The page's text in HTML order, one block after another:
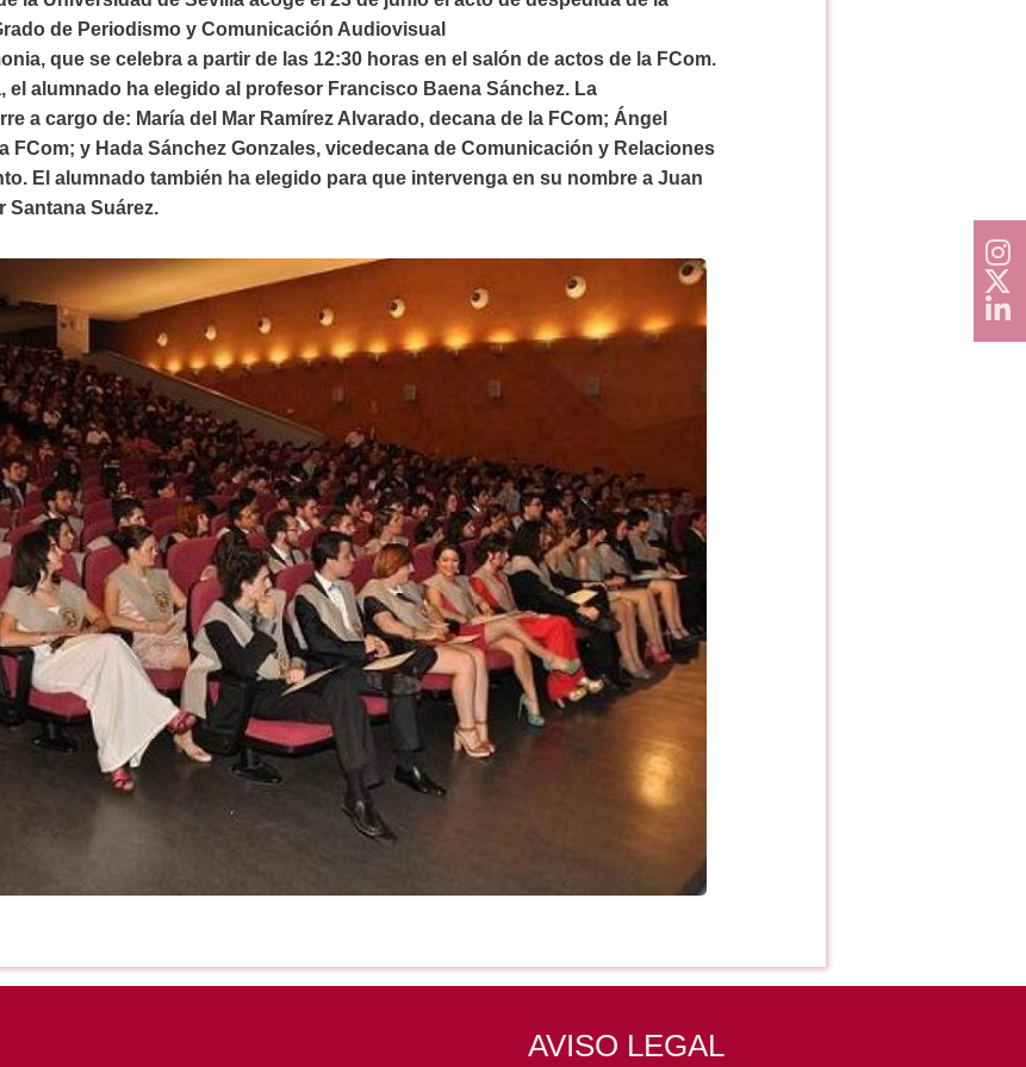
de Periodismo y Comunicación Audiovisual
que se celebra a partir de las 12:30 horas en el salón de actos de la FCom.
el alumnado ha elegido al profesor Francisco Baena Sánchez. La
a cargo de: María del Mar Ramírez Alvarado, decana de la FCom; Ángel
FCom; y Hada Sánchez Gonzales, vicedecana de Comunicación y Relaciones
El alumnado también ha elegido para que intervenga en su nombre a Juan
Santana Suárez.
AVISO LEGAL